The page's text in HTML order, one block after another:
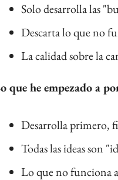
Solo desarrolla las
Descarta lo que no
La calidad sobre la
que he empezado a
Desarrolla primero,
Todas las ideas son
Lo que no funciona